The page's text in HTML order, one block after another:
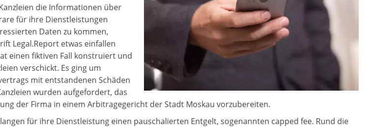
die Informationen über
für ihre Dienstleistungen
Daten zu kommen,
Legal.Report etwas einfallen
einen fiktiven Fall konstruiert und
verschickt. Es ging um
mit entstandenen Schäden
wurden aufgefordert, das
der Firma in einem Arbitragegericht der Stadt Moskau vorzubereiten.
für ihre Dienstleistung einen pauschalierten Entgelt, sogenannten capped fee. Rund die